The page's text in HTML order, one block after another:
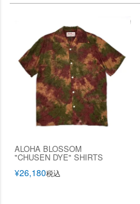
ALOHA BLOSSOM
"CHUSEN DYE" SHIRTS
¥26,180税込